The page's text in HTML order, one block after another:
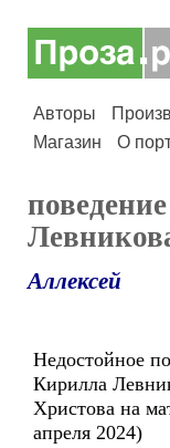
Авторы
Магазин
О
Аллексей
Недостойное
Кирилла
Христова на
апреля 2024)